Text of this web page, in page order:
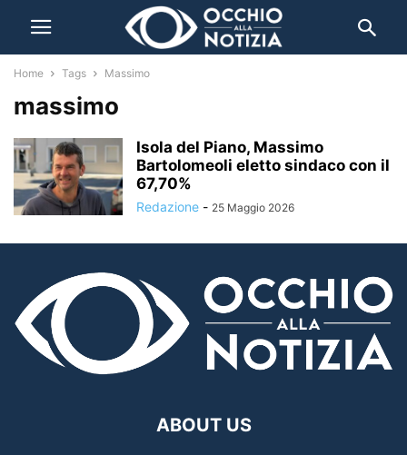
Home Tags Massimo
massimo
Isola del Piano, Massimo
Bartolomeoli eletto sindaco con il
67,70%
Redazione - 25 Maggio 2026
ABOUT US